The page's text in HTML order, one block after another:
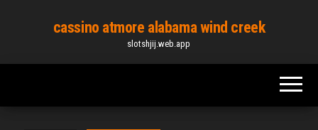
content
cassino atmore alabama wind creek
slotshjij.web.app